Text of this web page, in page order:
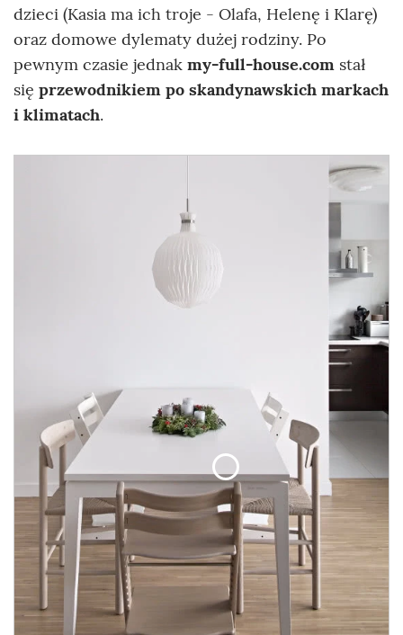
dzieci (Kasia ma ich troje - Olafa, Helenę i Klarę)
oraz domowe dylematy dużej rodziny. Po
pewnym czasie jednak my-full-house.com stał
się przewodnikiem po skandynawskich markach
i klimatach.